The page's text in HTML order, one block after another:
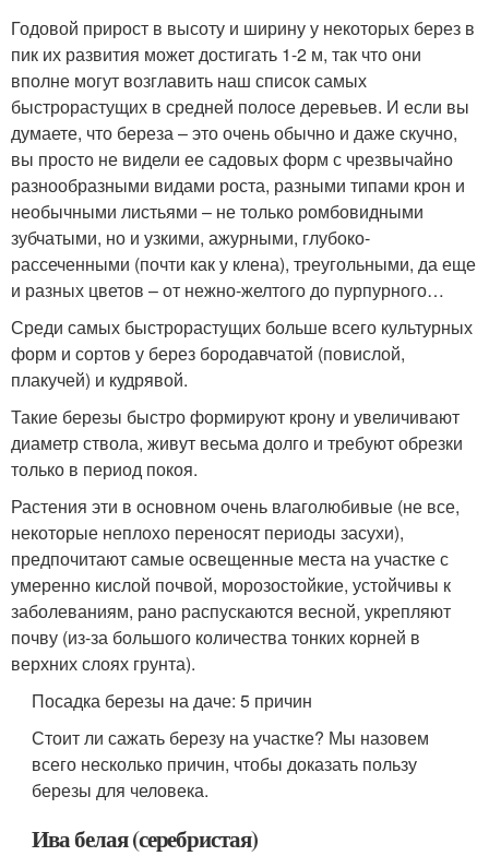
Годовой прирост в высоту и ширину у некоторых берез в
пик их развития может достигать 1-2 м, так что они
вполне могут возглавить наш список самых
быстрорастущих в средней полосе деревьев. И если вы
думаете, что береза – это очень обычно и даже скучно,
вы просто не видели ее садовых форм с чрезвычайно
разнообразными видами роста, разными типами крон и
необычными листьями – не только ромбовидными
зубчатыми, но и узкими, ажурными, глубоко-
рассеченными (почти как у клена), треугольными, да еще
и разных цветов – от нежно-желтого до пурпурного…
Среди самых быстрорастущих больше всего культурных
форм и сортов у берез бородавчатой (повислой,
плакучей) и кудрявой.
Такие березы быстро формируют крону и увеличивают
диаметр ствола, живут весьма долго и требуют обрезки
только в период покоя.
Растения эти в основном очень влаголюбивые (не все,
некоторые неплохо переносят периоды засухи),
предпочитают самые освещенные места на участке с
умеренно кислой почвой, морозостойкие, устойчивы к
заболеваниям, рано распускаются весной, укрепляют
почву (из-за большого количества тонких корней в
верхних слоях грунта).
Посадка березы на даче: 5 причин
Стоит ли сажать березу на участке? Мы назовем
всего несколько причин, чтобы доказать пользу
березы для человека.
Ива белая (серебристая)